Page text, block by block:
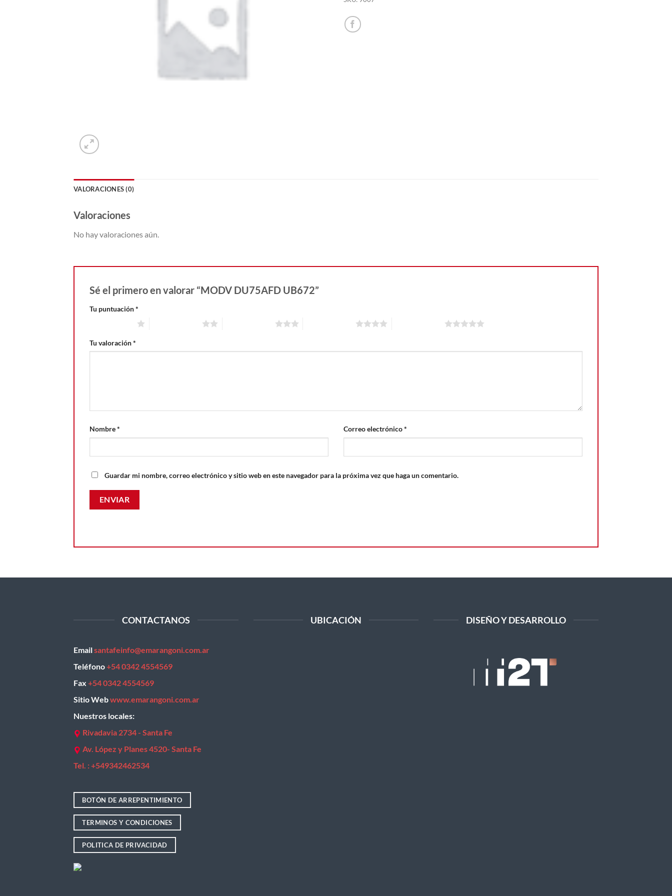
VALORACIONES (0)
Valoraciones
No hay valoraciones aún.
Sé el primero en valorar “MODV DU75AFD UB672”
Tu puntuación*
Tu valoración*
Nombre* Correo electrónico*
Guardar mi nombre, correo electrónico y sitio web en este navegador para la próxima vez que haga un comentario.
CONTACTANOS
Emailsantafeinfo@emarangoni.com.ar
Teléfono+54 0342 4554569
Fax +54 0342 4554569
Sitio Webwww.emarangoni.com.ar
Nuestros locales:
Rivadavia 2734 - Santa Fe
Av. López y Planes 4520- Santa Fe
Tel. : +549342462534
BOTÓN DE ARREPENTIMIENTO
TERMINOS Y CONDICIONES
POLITICA DE PRIVACIDAD
UBICACIÓN DISEÑO Y DESARROLLO